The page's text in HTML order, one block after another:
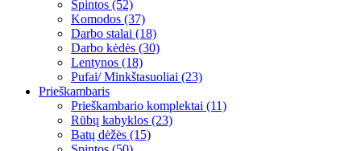
Spintos (52)
Komodos (37)
Darbo stalai (18)
Darbo kėdės (30)
Lentynos (18)
Pufai/ Minkštasuoliai (23)
Prieškambaris
Prieškambario komplektai (11)
Rūbų kabyklos (23)
Batų dėžės (15)